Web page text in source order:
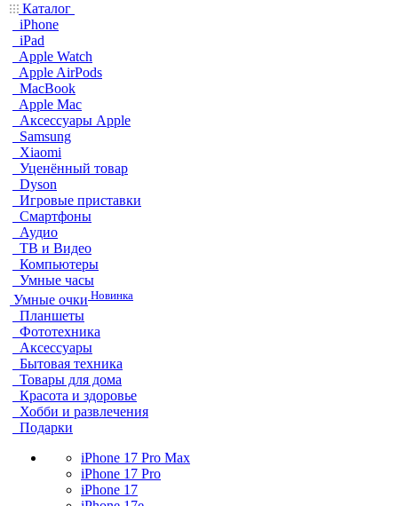
Каталог
iPhone
iPad
Apple Watch
Apple AirPods
MacBook
Apple Mac
Аксессуары Apple
Samsung
Xiaomi
Уценённый товар
Dyson
Игровые приставки
Смартфоны
Аудио
ТВ и Видео
Компьютеры
Умные часы
Умные очки Новинка
Планшеты
Фототехника
Аксессуары
Бытовая техника
Товары для дома
Красота и здоровье
Хобби и развлечения
Подарки
iPhone 17 Pro Max
iPhone 17 Pro
iPhone 17